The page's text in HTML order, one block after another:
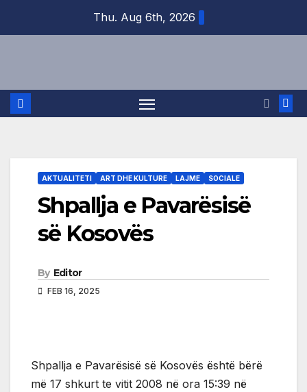
Thu. Aug 6th, 2026
AKTUALITETI ART DHE KULTURE LAJME SOCIALE
Shpallja e Pavarësisë
së Kosovës
By Editor
FEB 16, 2025
Shpallja e Pavarësisë së Kosovës është bërë
më 17 shkurt te vitit 2008 në ora 15:39 në